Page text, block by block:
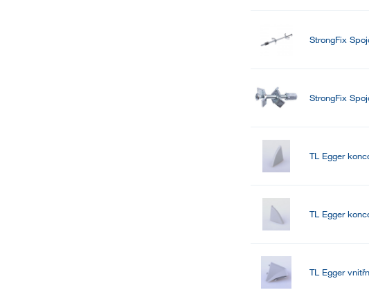
StrongFix
StrongFix
TL Egger
TL Egger
TL Egger